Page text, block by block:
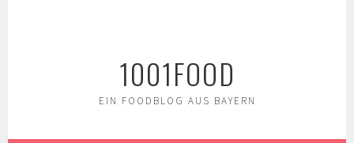
1001FOOD
EIN FOODBLOG AUS BAYERN